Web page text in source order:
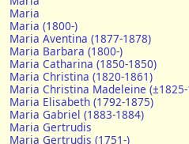
Maria
Maria (1800-)
Maria Aventina (1877-1878)
Maria Barbara (1800-)
Maria Catharina (1850-1850)
Maria Christina (1820-1861)
Maria Christina Madeleine
Maria Elisabeth (1792-1875)
Maria Gabriel (1883-1884)
Maria Gertrudis
Maria Gertrudis (1751-)